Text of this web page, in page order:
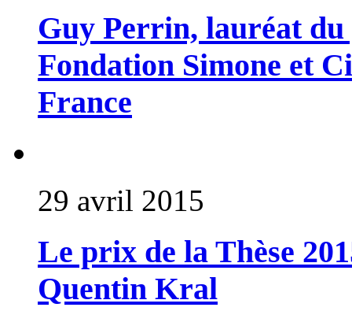
Guy Perrin, lauréat
Fondation Simone et
France
29 avril 2015
Le prix de la Thèse
Quentin Kral